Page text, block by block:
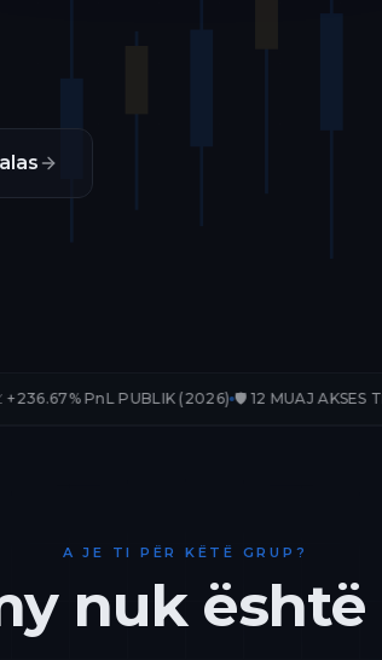
(2026) 🛡️ 12 MUAJ AKSES TË PLOTË 📊 33
A JE TI PËR KËTË GRUP?
nuk